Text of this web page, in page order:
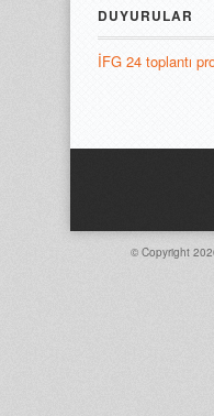
DUYURULAR
İFG 24 toplantı
© Copyright